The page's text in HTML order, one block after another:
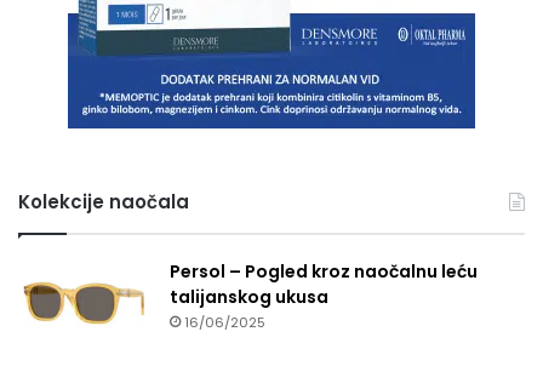
Kolekcije naočala
Persol – Pogled kroz naočalnu leću
talijanskog ukusa
16/06/2025